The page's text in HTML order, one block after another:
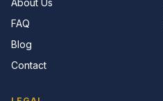
About Us
FAQ
Blog
Contact